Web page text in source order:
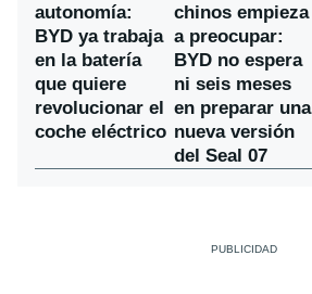
autonomía:
BYD ya trabaja
en la batería
que quiere
revolucionar el
coche eléctrico
chinos empieza
a preocupar:
BYD no espera
ni seis meses
en preparar una
nueva versión
del Seal 07